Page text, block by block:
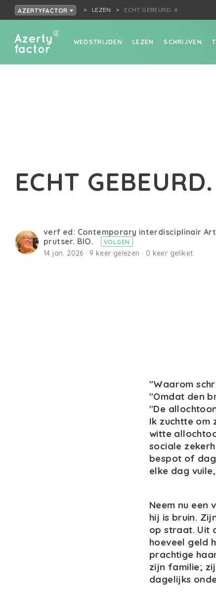
AZERTYFACTOR LEZEN ECHT GEBEURD. A
WEDSTRIJDEN LEZEN SCHRIJVEN
ECHT
verf ed: Contemporary interdisciplinair
prutser. BIO.
VOLGEN
14 jan. 2026 · 9 keer gelezen · 0 keer geliket
"Waarom
"Omdat den
"De
Ik zuchtte om
witte
sociale
bespot of
elke dag
Neem nu een
hij is bruin.
op straat. Uit
hoeveel geld
prachtige
zijn familie;
dagelijks